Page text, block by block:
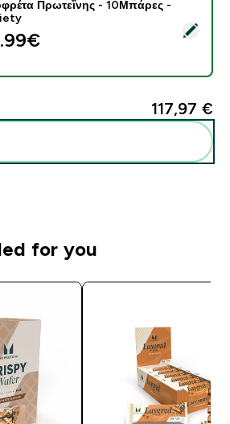
- Γκοφρέτα Πρωτεΐνης -
Πρωτεΐνης - 10Μπάρες -
117,97 €‎
for you